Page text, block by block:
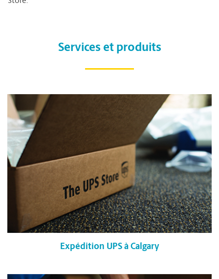
Services et produits
Expédition UPS à Calgary